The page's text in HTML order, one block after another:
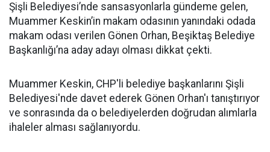
Şişli Belediyesi’nde sansasyonlarla gündeme gelen,
Muammer Keskin’in makam odasının yanındaki odada
makam odası verilen Gönen Orhan, Beşiktaş Belediye
Başkanlığı’na aday adayı olması dikkat çekti.
Muammer Keskin, CHP'li belediye başkanlarını Şişli
Belediyesi'nde davet ederek Gönen Orhan'ı tanıştırıyor
ve sonrasında da o belediyelerden doğrudan alımlarla
ihaleler alması sağlanıyordu.